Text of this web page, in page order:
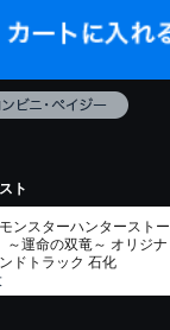
ト
モンスターハンターストー
運命の双竜～ オリジナ
ドトラック 石化